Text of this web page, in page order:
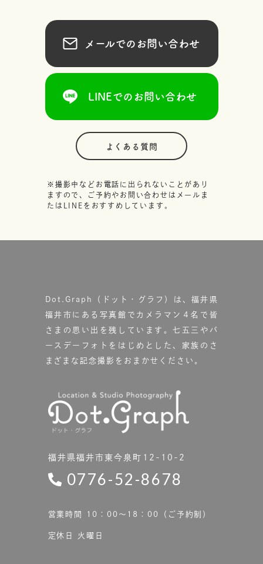
メールでのお問い合わせ
LINEでのお問い合わせ
よくある質問
※撮影中などお電話に出られないことがあり
ますので、ご予約やお問い合わせはメールま
たはLINEをおすすめしています。
Dot.Graph（ドット・グラフ）は、福井県
福井市にある写真館で カメラマン４名で皆
さまの思い出を残しています。七五三やバ
ースデーフォトをはじめとした、家族のさ
まざまな記念撮影をおまかせください。
福井県福井市東今泉町12-10-2
0776-52-8678
営業時間 10：00〜18：00（ご予約制）
定休日 火曜日